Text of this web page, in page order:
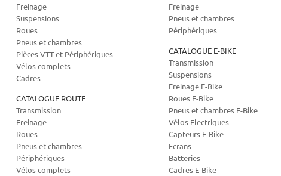
Freinage
Suspensions
Roues
Pneus et chambres
Pièces VTT et Périphériques
Vélos complets
Cadres
CATALOGUE ROUTE
Transmission
Freinage
Roues
Pneus et chambres
Périphériques
Vélos complets
Freinage
Pneus et chambres
Périphériques
CATALOGUE E-BIKE
Transmission
Suspensions
Freinage E-Bike
Roues E-Bike
Pneus et chambres E-Bike
Vélos Electriques
Capteurs E-Bike
Ecrans
Batteries
Cadres E-Bike